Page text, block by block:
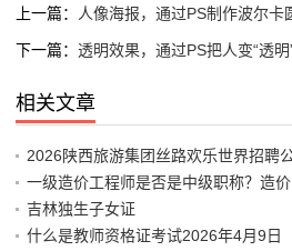
上一篇： 人像海报，通过PS制作波尔卡
下一篇： 透明效果，通过PS把人变“透明
相关文章
2026陕西旅游集团丝路欢乐世界招聘
一级造价工程师是否是中级职称？造
吉林独生子女证
什么是教师资格证考试2026年4月9日